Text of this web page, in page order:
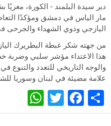
دير سيدة البلمند - الكورة، معزيًا
مار الياس في دمشق ومؤكدًا
اليازجي وذوي الشهداء والجرحى
من جهته شكر غبطة البطريرك
هذا الاعتداء مؤشر سلبي وضربة
والوجه التاريخي للتعدد
علامة مضيئة في لبنان وسوريا
Share
Facebook
Twitter